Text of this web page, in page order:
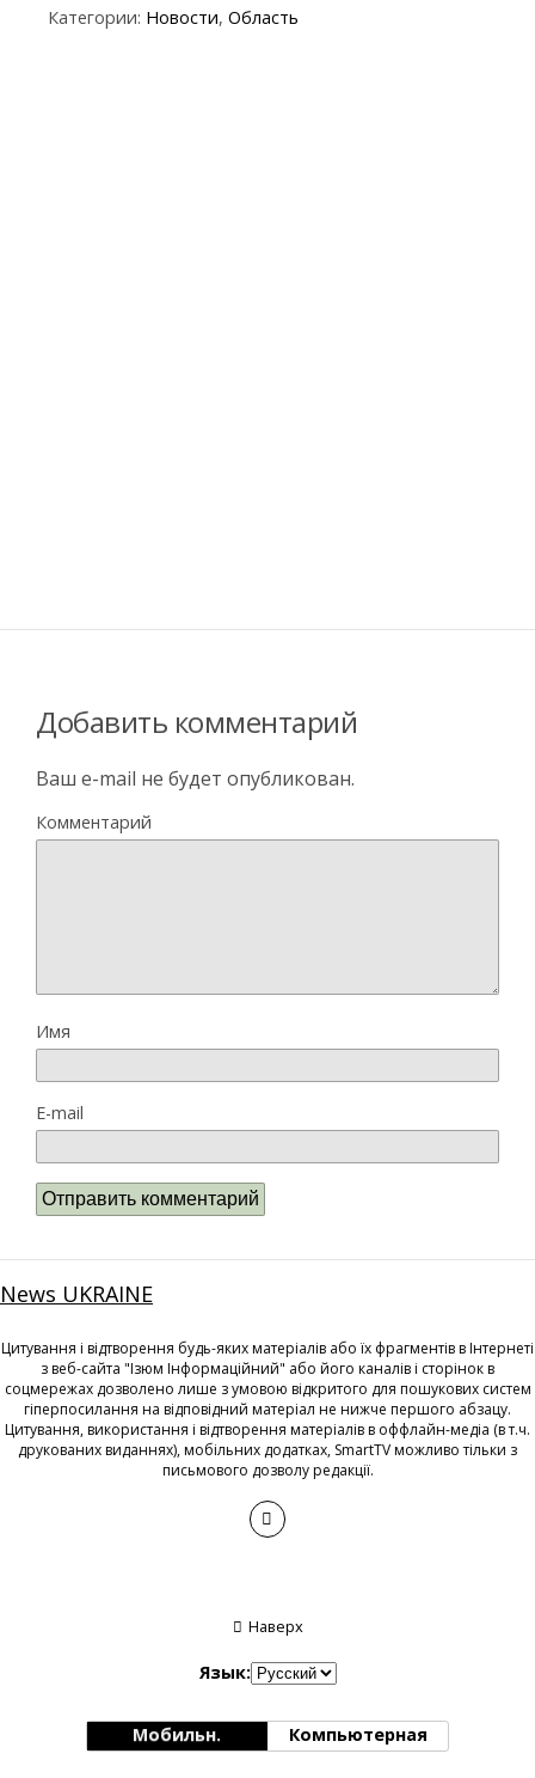
e itte er at
Категории: Новости, Область
Добавить комментарий
Ваш e-mail не будет опубликован.
Комментарий
Имя
E-mail
News UKRAINE
Цитування і відтворення будь-яких матеріалів або їх фрагментів в Інтернеті
з веб-сайта "Ізюм Інформаційний" або його каналів і сторінок в
соцмережах дозволено лише з умовою відкритого для пошукових систем
гіперпосилання на відповідний матеріал не нижче першого абзацу.
Цитування, використання і відтворення матеріалів в оффлайн-медіа (в т.ч.
друкованих виданнях), мобільних додатках, SmartTV можливо тільки з
письмового дозволу редакції.
Наверх
Язык:
Мобильн. Компьютерная